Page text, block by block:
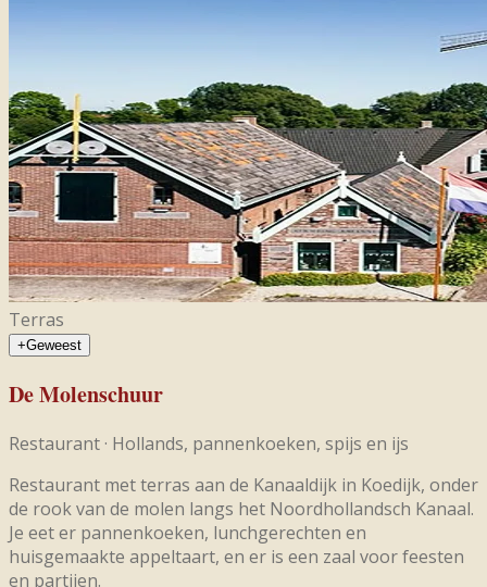
Terras
+Geweest
De Molenschuur
Restaurant · Hollands, pannenkoeken, spijs en ijs
Restaurant met terras aan de Kanaaldijk in Koedijk, onder
de rook van de molen langs het Noordhollandsch Kanaal.
Je eet er pannenkoeken, lunchgerechten en
huisgemaakte appeltaart, en er is een zaal voor feesten
en partijen.